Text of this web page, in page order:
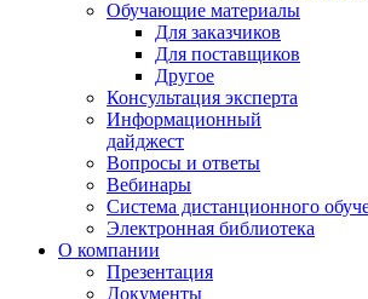
Обучающие материалы
Для заказчиков
Для поставщиков
Другое
Консультация эксперта
Информационный
дайджест
Вопросы и ответы
Вебинары
Система дистанционного
Электронная библиотека
О компании
Презентация
Документы